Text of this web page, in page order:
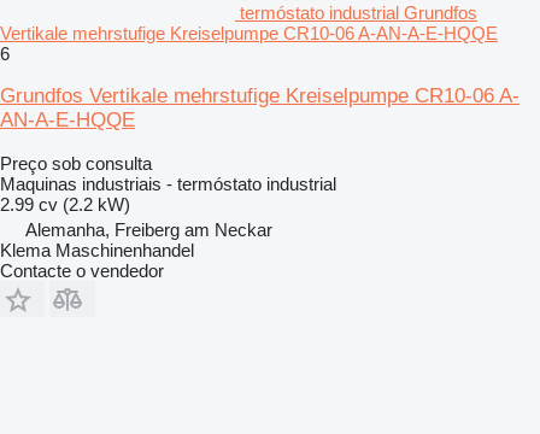
termóstato industrial Grundfos
Vertikale mehrstufige Kreiselpumpe CR10-06 A-AN-A-E-HQQE
6
Grundfos Vertikale mehrstufige Kreiselpumpe CR10-06 A-
AN-A-E-HQQE
Preço sob consulta
Maquinas industriais - termóstato industrial
2.99 cv (2.2 kW)
Alemanha, Freiberg am Neckar
Klema Maschinenhandel
Contacte o vendedor